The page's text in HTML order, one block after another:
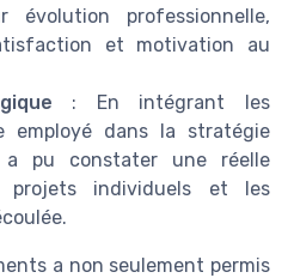
évolution professionnelle,
et motivation au
: En intégrant les
employé dans la stratégie
a pu constater une réelle
projets individuels et les
a non seulement permis